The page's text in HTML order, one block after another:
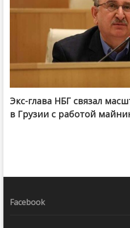
Экс-глава НБГ связал
в Грузии с работой
Facebook